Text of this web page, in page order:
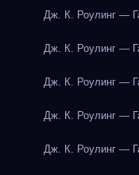
Дж. К. Роулинг —
Дж. К. Роулинг —
Дж. К. Роулинг —
Дж. К. Роулинг —
Дж. К. Роулинг —